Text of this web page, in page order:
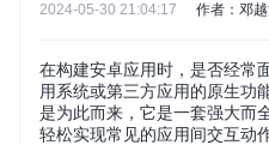
2024-05-30 21:04:17 作者：邓
在构建安卓应用时，是否经
用系统或第三方应用的原生功
是为此而来，它是一套强大而
轻松实现常见的应用间交互动